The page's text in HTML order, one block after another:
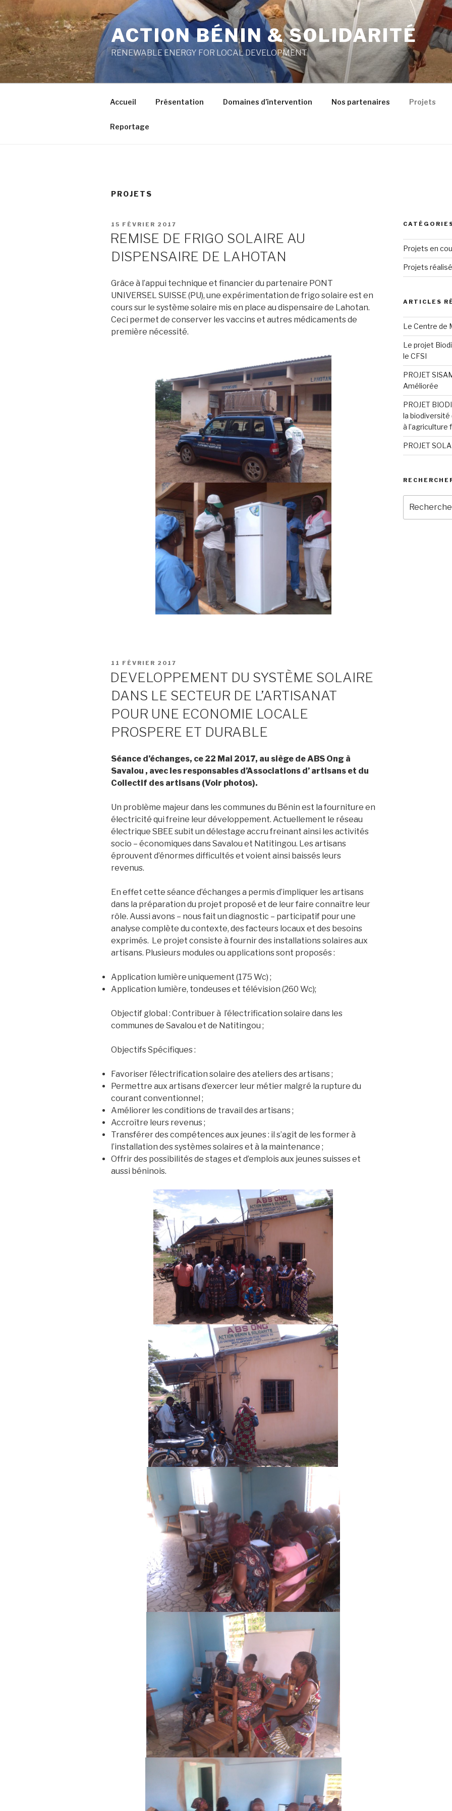
au
contenu
principal
ACTION BÉNIN & SOLIDARITÉ
RENEWABLE ENERGY FOR LOCAL DEVELOPMENT
Accueil Présentation Domaines d’intervention Nos partenaires Projets
Reportage
PROJETS
PUBLIÉ
LE
15 FÉVRIER 2017
REMISE DE FRIGO SOLAIRE AU
DISPENSAIRE DE LAHOTAN
Grâce à l’appui technique et financier du partenaire PONT
UNIVERSEL SUISSE (PU), une expérimentation de frigo solaire est en
cours sur le système solaire mis en place au dispensaire de Lahotan.
Ceci permet de conserver les vaccins et autres médicaments de
première nécessité.
PUBLIÉ
LE
11 FÉVRIER 2017
DEVELOPPEMENT DU SYSTÈME SOLAIRE
DANS LE SECTEUR DE L’ARTISANAT
POUR UNE ECONOMIE LOCALE
PROSPERE ET DURABLE
Séance d’échanges, ce 22 Mai 2017, au siège de ABS Ong à
Savalou , avec les responsables d’Associations d’ artisans et du
Collectif des artisans (Voir photos).
Un problème majeur dans les communes du Bénin est la fourniture en
électricité qui freine leur développement. Actuellement le réseau
électrique SBEE subit un délestage accru freinant ainsi les activités
socio – économiques dans Savalou et Natitingou. Les artisans
éprouvent d’énormes difficultés et voient ainsi baissés leurs
revenus.
En effet cette séance d’échanges a permis d’impliquer les artisans
dans la préparation du projet proposé et de leur faire connaître leur
rôle. Aussi avons – nous fait un diagnostic – participatif pour une
analyse complète du contexte, des facteurs locaux et des besoins
exprimés. Le projet consiste à fournir des installations solaires aux
artisans. Plusieurs modules ou applications sont proposés :
Application lumière uniquement (175 Wc) ;
Application lumière, tondeuses et télévision (260 Wc);
Objectif global : Contribuer à l’électrification solaire dans les
communes de Savalou et de Natitingou ;
Objectifs Spécifiques :
Favoriser l’électrification solaire des ateliers des artisans ;
Permettre aux artisans d’exercer leur métier malgré la rupture du
courant conventionnel ;
Améliorer les conditions de travail des artisans ;
Accroître leurs revenus ;
Transférer des compétences aux jeunes : il s’agit de les former à
l’installation des systèmes solaires et à la maintenance ;
Offrir des possibilités de stages et d’emplois aux jeunes suisses et
aussi béninois.
Projets en
Projets
ARTICLES
Le Centre de
Le projet
le CFSI
PROJET
Améliorée
PROJET
la
à l’agriculture
PROJET
pour